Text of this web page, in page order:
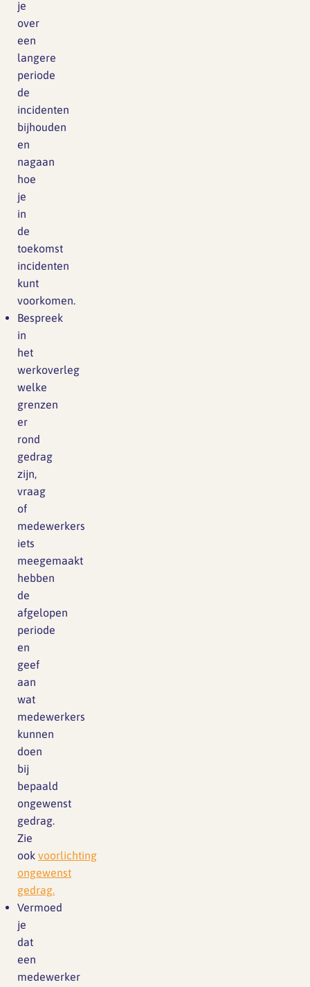
je
over
een
langere
periode
de
incidenten
bijhouden
en
nagaan
hoe
je
in
de
toekomst
incidenten
kunt
voorkomen.
Bespreek
in
het
werkoverleg
welke
grenzen
er
rond
gedrag
zijn,
vraag
of
medewerkers
iets
meegemaakt
hebben
de
afgelopen
periode
en
geef
aan
wat
medewerkers
kunnen
doen
bij
bepaald
ongewenst
gedrag.
Zie
ook voorlichting
ongewenst
gedrag.
Vermoed
je
dat
een
medewerker